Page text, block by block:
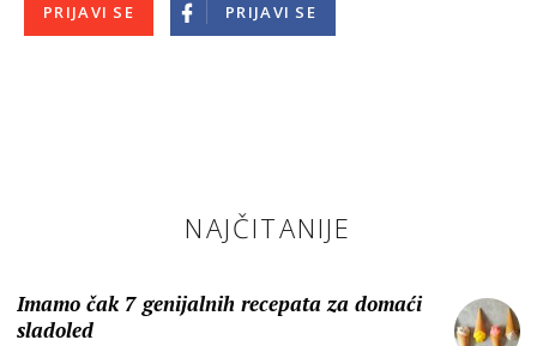
PRIJAVI SE PRIJAVI SE
NAJČITANIJE
Imamo čak 7 genijalnih recepata za domaći
sladoled